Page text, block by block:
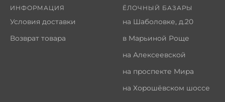
ИНФОРМАЦИЯ
Условия доставки
Возврат товара
ЁЛОЧНЫЙ БАЗАРЫ
на Шаболовке, д.20
в Марьиной Роще
на Алексеевской
на проспекте Мира
на Хорошёвском шоссе